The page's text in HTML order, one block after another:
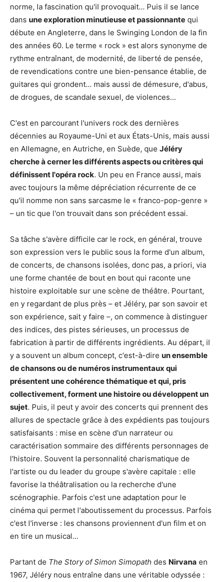
norme, la fascination qu'il provoquait... Puis il se lance
dans une exploration minutieuse et passionnante qui
débute en Angleterre, dans le Swinging London de la fin
des années 60. Le terme « rock » est alors synonyme de
rythme entraînant, de modernité, de liberté de pensée,
de revendications contre une bien-pensance établie, de
guitares qui grondent... mais aussi de démesure, d'abus,
de drogues, de scandale sexuel, de violences...
C'est en parcourant l'univers rock des dernières
décennies au Royaume-Uni et aux États-Unis, mais aussi
en Allemagne, en Autriche, en Suède, que Jéléry
cherche à cerner les différents aspects ou critères qui
définissent l'opéra rock. Un peu en France aussi, mais
avec toujours la même dépréciation récurrente de ce
qu'il nomme non sans sarcasme le « franco-pop-genre »
– un tic que l'on trouvait dans son précédent essai.
Sa tâche s'avère difficile car le rock, en général, trouve
son expression vers le public sous la forme d'un album,
de concerts, de chansons isolées, donc pas, a priori, via
une forme chantée de bout en bout qui raconte une
histoire exploitable sur une scène de théâtre. Pourtant,
en y regardant de plus près – et Jéléry, par son savoir et
son expérience, sait y faire –, on commence à distinguer
des indices, des pistes sérieuses, un processus de
fabrication à partir de différents ingrédients. Au départ, il
y a souvent un album concept, c'est-à-dire un ensemble
de chansons ou de numéros instrumentaux qui
présentent une cohérence thématique et qui, pris
collectivement, forment une histoire ou développent un
sujet. Puis, il peut y avoir des concerts qui prennent des
allures de spectacle grâce à des expédients pas toujours
satisfaisants : mise en scène d'un narrateur ou
caractérisation sommaire des différents personnages de
l'histoire. Souvent la personnalité charismatique de
l'artiste ou du leader du groupe s'avère capitale : elle
favorise la théâtralisation ou la recherche d'une
scénographie. Parfois c'est une adaptation pour le
cinéma qui permet l'aboutissement du processus. Parfois
c'est l'inverse : les chansons proviennent d'un film et on
en tire un musical...
Partant de The Story of Simon Simopath des Nirvana en
1967, Jéléry nous entraîne dans une véritable odyssée :